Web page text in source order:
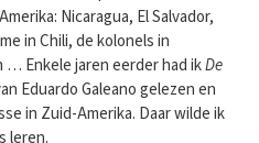
Nicaragua, El Salvador,
in Chili, de kolonels in
Enkele jaren eerder had ikDe
Eduardo Galeano gelezen en
in Zuid-Amerika. Daar wilde ik
leren.